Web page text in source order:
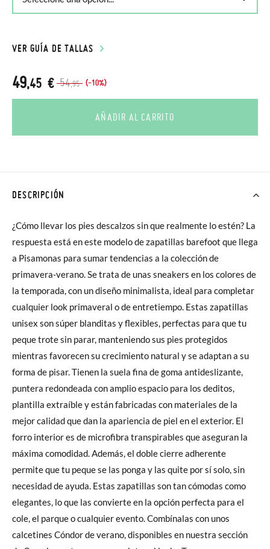
VER GUÍA DE TALLAS
54,95 (-10%)
49,45 €
AÑADIR AL CARRITO
DESCRIPCIÓN
¿Cómo llevar los pies descalzos sin que realmente lo estén? La
respuesta está en este modelo de zapatillas barefoot que llega
a Pisamonas para sumar tendencias a la colección de
primavera-verano. Se trata de unas sneakers en los colores de
la temporada, con un diseño minimalista, ideal para completar
cualquier look primaveral o de entretiempo. Estas zapatillas
unisex son súper blanditas y flexibles, perfectas para que tu
peque trote sin parar, manteniendo sus pies protegidos
mientras favorecen su crecimiento natural y se adaptan a su
forma de pisar. Tienen la suela fina de goma antideslizante,
puntera redondeada con amplio espacio para los deditos,
plantilla extraíble y están fabricadas con materiales de la
mejor calidad que dan la apariencia de piel en el exterior. El
forro interior es de microfibra transpirables que aseguran la
máxima comodidad. Además, el doble cierre adherente
permite que tu peque se las ponga y las quite por sí solo, sin
necesidad de ayuda. Estas zapatillas son tan cómodas como
elegantes, lo que las convierte en la opción perfecta para el
cole, el parque o cualquier evento. Combínalas con unos
calcetines Cóndor de verano, disponibles en nuestra sección